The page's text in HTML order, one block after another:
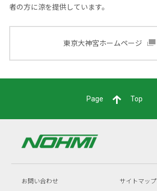
者の方に涼を提供しています。
東京大神宮ホームページ
Page Top
お問い合わせ サイトマップ